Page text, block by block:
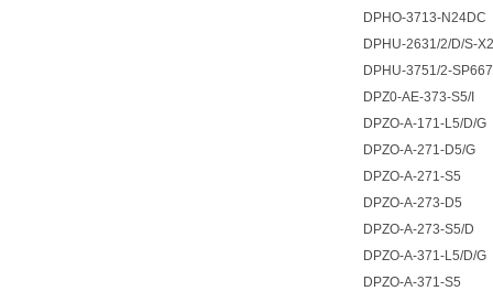
DPHO-3713-N24DC
DPHU-2631/2/D/S-
DPHU-3751/2-
DPZ0-AE-373-S5/I
DPZO-A-171-L5/D/G
DPZO-A-271-D5/G
DPZO-A-271-S5
DPZO-A-273-D5
DPZO-A-273-S5/D
DPZO-A-371-L5/D/G
DPZO-A-371-S5